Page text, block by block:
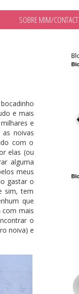
SOBRE MIM/
e mais
e
noivas
com o
elas (ou
alguma
meus
gastar o
sim, tem
que
com mais
o
noiva) e